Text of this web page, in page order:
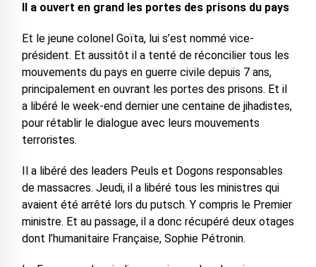
Il a ouvert en grand les portes des prisons du pays
Et le jeune colonel Goïta, lui s’est nommé vice-
président. Et aussitôt il a tenté de réconcilier tous les
mouvements du pays en guerre civile depuis 7 ans,
principalement en ouvrant les portes des prisons. Et il
a libéré le week-end dernier une centaine de jihadistes,
pour rétablir le dialogue avec leurs mouvements
terroristes.
Il a libéré des leaders Peuls et Dogons responsables
de massacres. Jeudi, il a libéré tous les ministres qui
avaient été arrêté lors du putsch. Y compris le Premier
ministre. Et au passage, il a donc récupéré deux otages
dont l’humanitaire Française, Sophie Pétronin.